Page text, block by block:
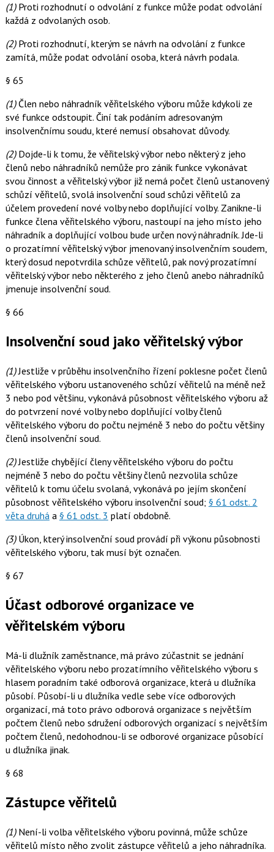
(1)Proti rozhodnutí o odvolání z funkce může podat odvolání
každá z odvolaných osob.
(2)Proti rozhodnutí, kterým se návrh na odvolání z funkce
zamítá, může podat odvolání osoba, která návrh podala.
§ 65
(1)Člen nebo náhradník věřitelského výboru může kdykoli ze
své funkce odstoupit. Činí tak podáním adresovaným
insolvenčnímu soudu, které nemusí obsahovat důvody.
(2)Dojde-li k tomu, že věřitelský výbor nebo některý z jeho
členů nebo náhradníků nemůže pro zánik funkce vykonávat
svou činnost a věřitelský výbor již nemá počet členů ustanovený
schůzí věřitelů, svolá insolvenční soud schůzi věřitelů za
účelem provedení nové volby nebo doplňující volby. Zanikne-li
funkce člena věřitelského výboru, nastoupí na jeho místo jeho
náhradník a doplňující volbou bude určen nový náhradník. Jde-li
o prozatímní věřitelský výbor jmenovaný insolvenčním soudem,
který dosud nepotvrdila schůze věřitelů, pak nový prozatímní
věřitelský výbor nebo některého z jeho členů anebo náhradníků
jmenuje insolvenční soud.
§ 66
Insolvenční soud jako věřitelský výbor
(1)Jestliže v průběhu insolvenčního řízení poklesne počet členů
věřitelského výboru ustanoveného schůzí věřitelů na méně než
3 nebo pod většinu, vykonává působnost věřitelského výboru až
do potvrzení nové volby nebo doplňující volby členů
věřitelského výboru do počtu nejméně 3 nebo do počtu většiny
členů insolvenční soud.
(2)Jestliže chybějící členy věřitelského výboru do počtu
nejméně 3 nebo do počtu většiny členů nezvolila schůze
věřitelů k tomu účelu svolaná, vykonává po jejím skončení
působnost věřitelského výboru insolvenční soud; § 61 odst. 2
věta druhá a § 61 odst. 3 platí obdobně.
(3)Úkon, který insolvenční soud provádí při výkonu působnosti
věřitelského výboru, tak musí být označen.
§ 67
Účast odborové organizace ve
věřitelském výboru
Má-li dlužník zaměstnance, má právo zúčastnit se jednání
věřitelského výboru nebo prozatímního věřitelského výboru s
hlasem poradním také odborová organizace, která u dlužníka
působí. Působí-li u dlužníka vedle sebe více odborových
organizací, má toto právo odborová organizace s největším
počtem členů nebo sdružení odborových organizací s největším
počtem členů, nedohodnou-li se odborové organizace působící
u dlužníka jinak.
§ 68
Zástupce věřitelů
(1)Není-li volba věřitelského výboru povinná, může schůze
věřitelů místo něho zvolit zástupce věřitelů a jeho náhradníka.